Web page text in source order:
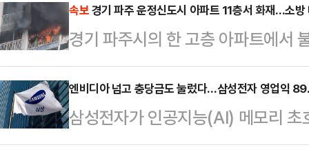
를 추진하겠다고 밝혔다.정점식 원
의에서 "조선시대 연산군은 궁궐
을 베는 칼이다. 입을 닫고 혀를 깊
하리라'는 겁박이 새겨진 신언패를
격했다.정 원내대표는 "500년 전
에서 '온라인 입틀막법…
속보경기 파주 운정신도시 아파트 11층서 화재…소방
경기 파주시의 한 고층 아파트에서
국에 따르면, 7일 오전 10시46분
리 아파트 11층 세대에서 화재가
관련 신고가 잇따랐다. 현재까지
국은 대응 1단계를 발령하고 진화
엔비디아 넘고 충당금도 눌렀다…삼성전자 영업익
삼성전자가 인공지능(AI) 메모리
갈아치웠다. 반도체 성과급 충당금